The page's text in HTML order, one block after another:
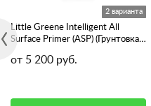
2 варианта
Little Greene Intelligent All
Surface Primer (ASP) (Грунтовка
от 5 200 руб.